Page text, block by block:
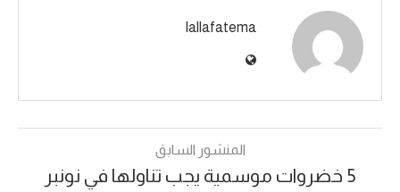
lallafatema
المنشور السابق
5 خضروات موسمية يجب تناولها في نونبر